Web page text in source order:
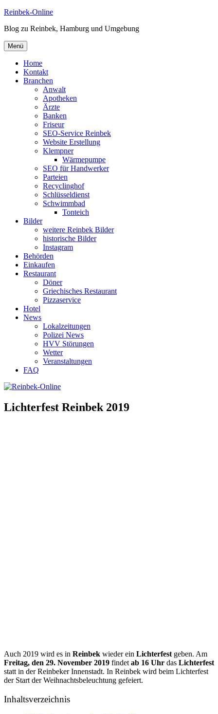
Zum
springen
Reinbek-Online
Blog zu Reinbek, Hamburg und Umgebung
Menü
Home
Kontakt
Branchen
Anwalt
Apotheken
Ärzte
Banken
Friseur
SEO-Service Reinbek
Website Erstellung
Klempner
Wärmepumpe
SEO für Handwerker
Parteien
Recyclinghof
Schlüsseldienst
Schwimmbad
Tonteich
Bilder
weitere Reinbek Bilder
historische Bilder
Instagram
Behörden
Einkaufen
Restaurant
Döner
Griechisches Restaurant
Pizzaservice
Hotel
News
Lokalzeitungen
Polizei News
HVV Störungen
Wetter
Veranstaltungen
FAQ
Lichterfest Reinbek 2019
Auch 2019 wird es in Reinbek wieder ein Lichterfest geben. Am
Freitag, den 29. November 2019 findet ab 16 Uhr das Lichterfest
statt in der Reinbeker Innenstadt. In Reinbek wird beim Lichterfest
der Start der Weihnachtsbeleuchtung gefeiert.
Inhaltsverzeichnis